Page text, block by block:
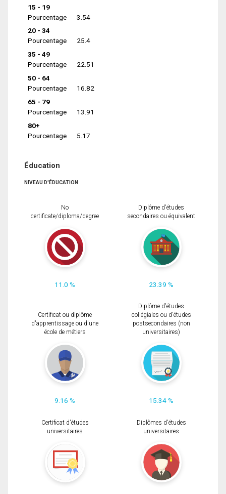
15 - 19
Pourcentage
3.54
20 - 34
Pourcentage
25.4
35 - 49
Pourcentage
22.51
50 - 64
Pourcentage
16.82
65 - 79
Pourcentage
13.91
80+
Pourcentage
5.17
Éducation
NIVEAU D'ÉDUCATION
No
certificate/diploma/degree
11.0 %
Diplôme d'études
secondaires ou équivalent
23.39 %
Certificat ou diplôme
d'apprentissage ou d'une
école de métiers
9.16 %
Diplôme d'études
collégiales ou d'études
postsecondaires (non
universitaires)
15.34 %
Certificat d'études
universitaires
Diplômes d'études
universitaires